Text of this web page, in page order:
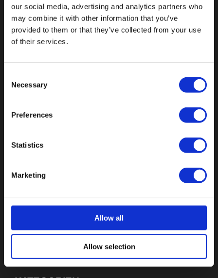
our social media, advertising and analytics partners who
may combine it with other information that you’ve
provided to them or that they’ve collected from your use
of their services.
Selection
Necessary
Preferences
Statistics
Marketing
Allow all
Allow selection
Fallen Sie mit einzigartigen
Botnische Golf 9a, 3446 CN Woerden,
info@vianenonline.nl
+31 (0)34 8407 089